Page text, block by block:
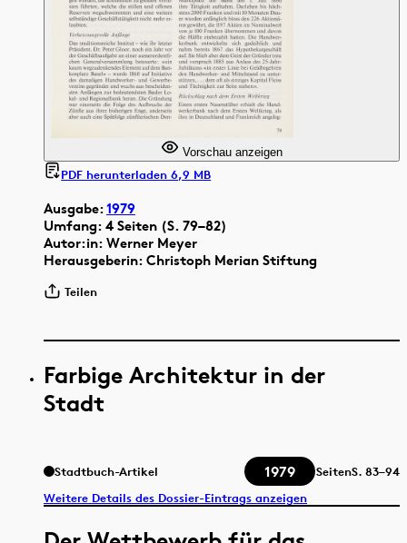
Ausgabe:1979
Umfang: 4 Seiten (S. 79–82)
Autor:in: Werner Meyer
Herausgeberin: Christoph Merian Stiftung
Teilen
Vorschau anzeigen
PDF herunterladen 6,9 MB
Farbige Architektur in der
Stadt
Stadtbuch-Artikel 1979 SeitenS. 83–94
Weitere Details des Dossier-Eintrags anzeigen